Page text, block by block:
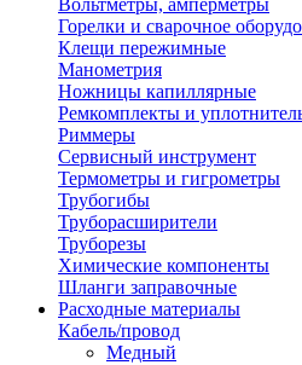
Вольтметры, амперметры
Горелки и сварочное
Клещи пережимные
Манометрия
Ножницы капиллярные
Ремкомплекты и
Риммеры
Сервисный инструмент
Термометры и гигрометры
Трубогибы
Труборасширители
Труборезы
Химические компоненты
Шланги заправочные
Расходные материалы
Кабель/провод
Медный